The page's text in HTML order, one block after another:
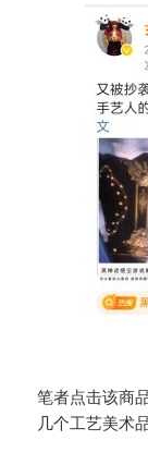
笔者点击该商
几个工艺美术